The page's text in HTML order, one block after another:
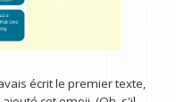
écrit le premier texte,